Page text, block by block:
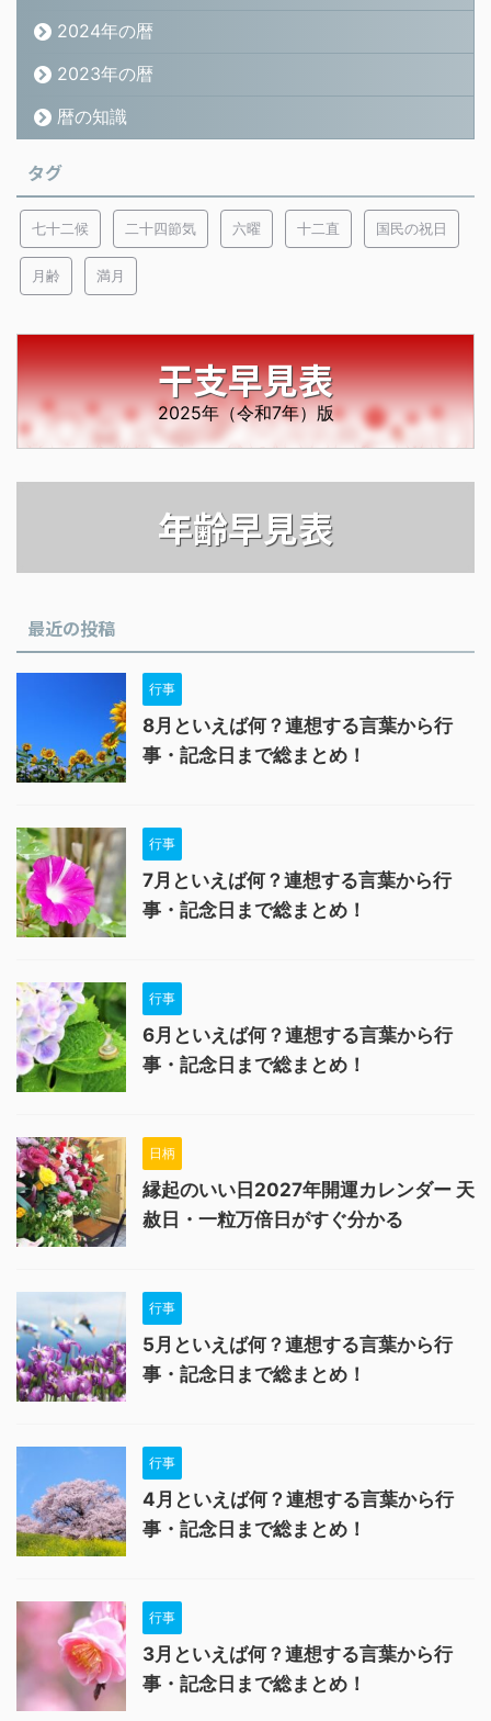
2024年の暦
2023年の暦
暦の知識
タグ
七十二候 二十四節気 六曜 十二直 国民の祝日
月齢 満月
干支早見表
2025年（令和7年）版
年齢早見表
最近の投稿
行事
8月といえば何？連想する言葉から行
事・記念日まで総まとめ！
行事
7月といえば何？連想する言葉から行
事・記念日まで総まとめ！
行事
6月といえば何？連想する言葉から行
事・記念日まで総まとめ！
日柄
縁起のいい日2027年開運カレンダー 天
赦日・一粒万倍日がすぐ分かる
行事
5月といえば何？連想する言葉から行
事・記念日まで総まとめ！
行事
4月といえば何？連想する言葉から行
事・記念日まで総まとめ！
行事
3月といえば何？連想する言葉から行
事・記念日まで総まとめ！